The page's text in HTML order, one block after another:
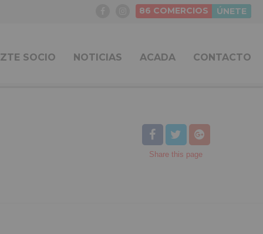
86 COMERCIOS ÚNETE
SOCIO NOTICIAS ACADA CONTACTO
Share this page